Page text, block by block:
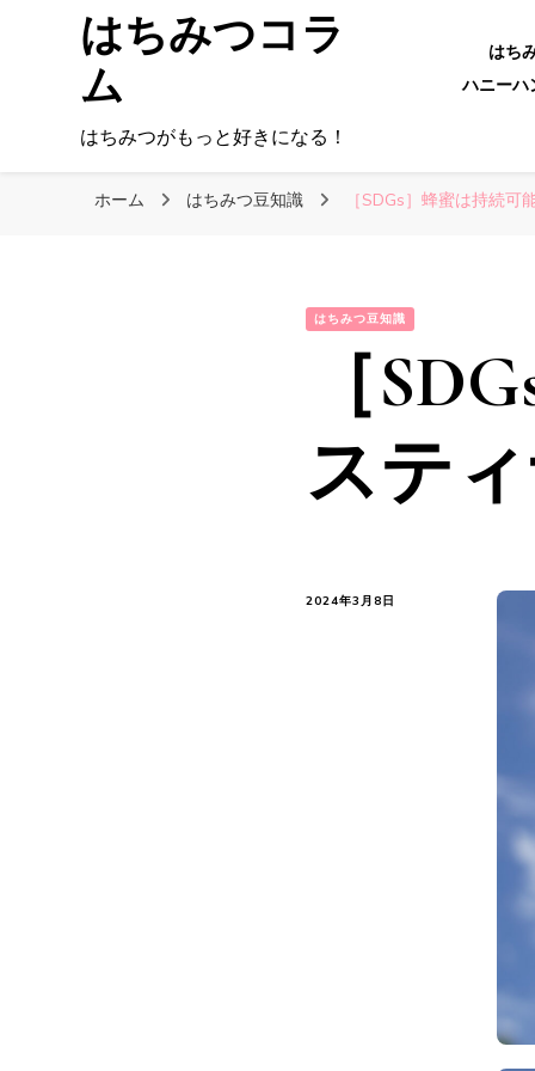
はちみつコラ
ム
はちみつがもっと好きになる！
はち
ハニーハ
ホーム はちみつ豆知識 ［SDGs］蜂蜜は持続
はちみつ豆知識
［
ステ
2024年3月8日